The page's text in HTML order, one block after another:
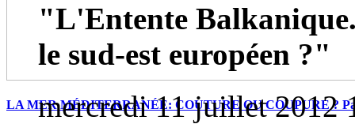
LA MER MÉDITERRANÉE: COUTURE OU COUPURE ?
"L'Entente
le sud-est européen ?"
mercredi 11 juillet 2012